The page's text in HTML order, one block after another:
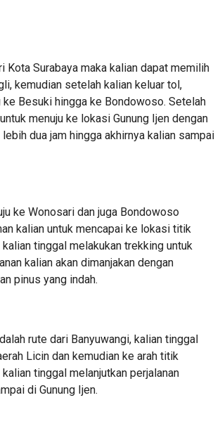
Surabaya maka kalian dapat memilih
kemudian setelah kalian keluar tol,
ke Besuki hingga ke Bondowoso. Setelah
menuju ke lokasi Gunung Ijen dengan
dua jam hingga akhirnya kalian sampai
ke Wonosari dan juga Bondowoso
kalian untuk mencapai ke lokasi titik
tinggal melakukan trekking untuk
kalian akan dimanjakan dengan
pinus yang indah.
rute dari Banyuwangi, kalian tinggal
Licin dan kemudian ke arah titik
tinggal melanjutkan perjalanan
di Gunung Ijen.